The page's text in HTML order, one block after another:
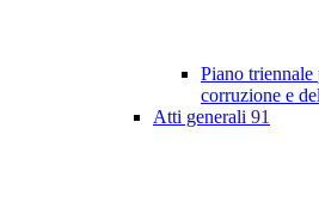
Piano triennale
corruzione e
Atti generali 91